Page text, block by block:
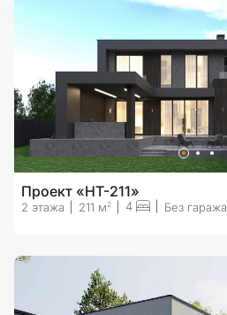
Проект «HT-211»
2 этажа 211 м 2 4 Без гаража